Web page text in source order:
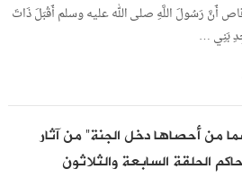
أَنَّ رَسُولَ اللَّهِ صلى الله عليه وسلم أَقْبَلَ ذَاتَ
بَنِي …
من أحصاها دخل الجنة” من آثار
الحلقة السابعة والثلاثون